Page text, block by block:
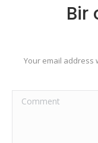
Bir
Your email address
Comment